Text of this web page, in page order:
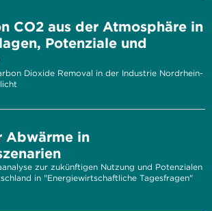
CO2 aus der Atmosphäre in
Potenziale und
Dioxide Removal in der Industrie Nordrhein-
Abwärme in
zur zukünftigen Nutzung und Potenzialen
in "Energiewirtschaftliche Tagesfragen"